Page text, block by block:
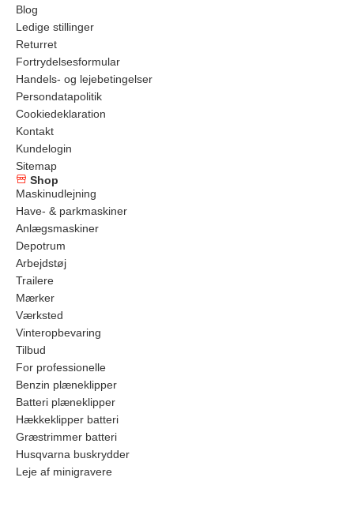
Blog
Ledige stillinger
Returret
Fortrydelsesformular
Handels- og lejebetingelser
Persondatapolitik
Cookiedeklaration
Kontakt
Kundelogin
Sitemap
Shop
Maskinudlejning
Have- & parkmaskiner
Anlægsmaskiner
Depotrum
Arbejdstøj
Trailere
Mærker
Værksted
Vinteropbevaring
Tilbud
For professionelle
Benzin plæneklipper
Batteri plæneklipper
Hækkeklipper batteri
Græstrimmer batteri
Husqvarna buskrydder
Leje af minigravere